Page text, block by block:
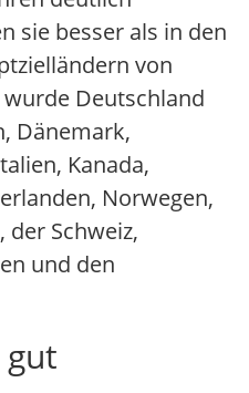
sie besser als in den
von
Deutschland
Dänemark,
Kanada,
Norwegen,
der Schweiz,
und den